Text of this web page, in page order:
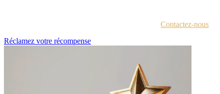
Contactez-nous
Réclamez votre récompense